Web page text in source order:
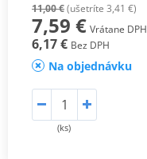
11,00 €(ušetríte 3,41 €)
7,59 € Vrátane DPH
6,17 € Bez DPH
Na objednávku
(ks)